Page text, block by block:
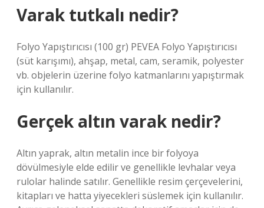
Varak tutkalı nedir?
Folyo Yapıştırıcısı (100 gr) PEVEA Folyo Yapıştırıcısı
(süt karışımı), ahşap, metal, cam, seramik, polyester
vb. objelerin üzerine folyo katmanlarını yapıştırmak
için kullanılır.
Gerçek altın varak nedir?
Altın yaprak, altın metalin ince bir folyoya
dövülmesiyle elde edilir ve genellikle levhalar veya
rulolar halinde satılır. Genellikle resim çerçevelerini,
kitapları ve hatta yiyecekleri süslemek için kullanılır.